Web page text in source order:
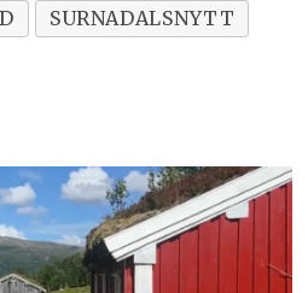
SURNADALSNYTT